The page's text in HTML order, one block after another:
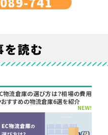
を読む
物流倉庫の選び方は？相場の費用
おすすめの物流倉庫6選を紹介
NEW!